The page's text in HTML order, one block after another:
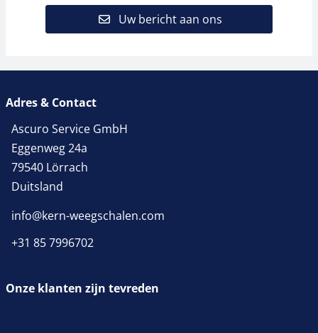
Uw bericht aan ons
Adres & Contact
Ascuro Service GmbH
Eggenweg 24a
79540 Lörrach
Duitsland
info@kern-weegschalen.com
+31 85 7996702
Onze klanten zijn tevreden